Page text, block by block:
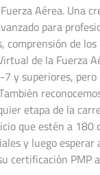
Aérea. Una
para
de
de la Fuerza
y superiores,
etapa de la
que estén a
y luego
certificación PMP